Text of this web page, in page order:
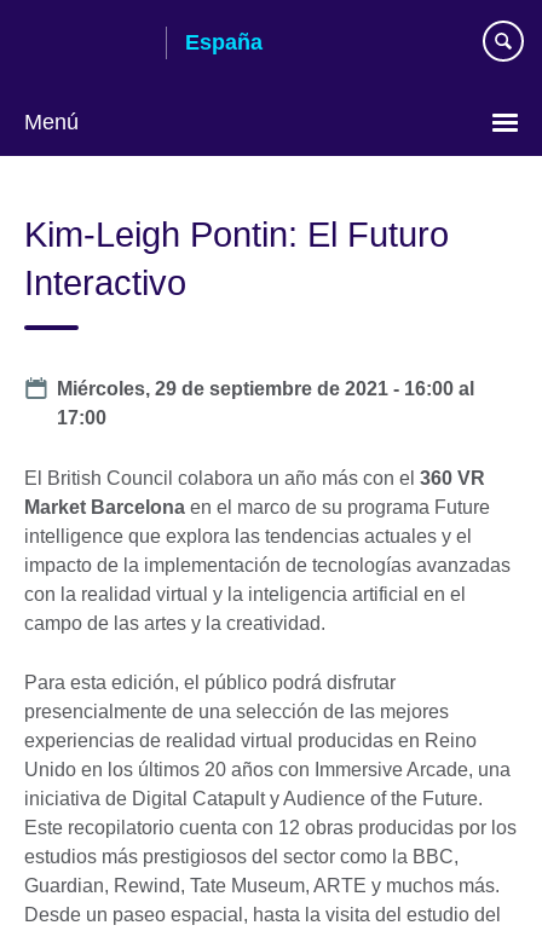
España
Menú
Kim-Leigh Pontin: El Futuro
Interactivo
Date
Miércoles, 29 de septiembre de 2021 - 16:00 al
17:00
El British Council colabora un año más con el 360 VR
Market Barcelona en el marco de su programa Future
intelligence que explora las tendencias actuales y el
impacto de la implementación de tecnologías avanzadas
con la realidad virtual y la inteligencia artificial en el
campo de las artes y la creatividad.
Para esta edición, el público podrá disfrutar
presencialmente de una selección de las mejores
experiencias de realidad virtual producidas en Reino
Unido en los últimos 20 años con Immersive Arcade, una
iniciativa de Digital Catapult y Audience of the Future.
Este recopilatorio cuenta con 12 obras producidas por los
estudios más prestigiosos del sector como la BBC,
Guardian, Rewind, Tate Museum, ARTE y muchos más.
Desde un paseo espacial, hasta la visita del estudio del